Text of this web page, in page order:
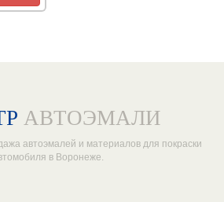
АВТОЭМАЛИ
автоэмалей и материалов для покраски
в Воронеже.